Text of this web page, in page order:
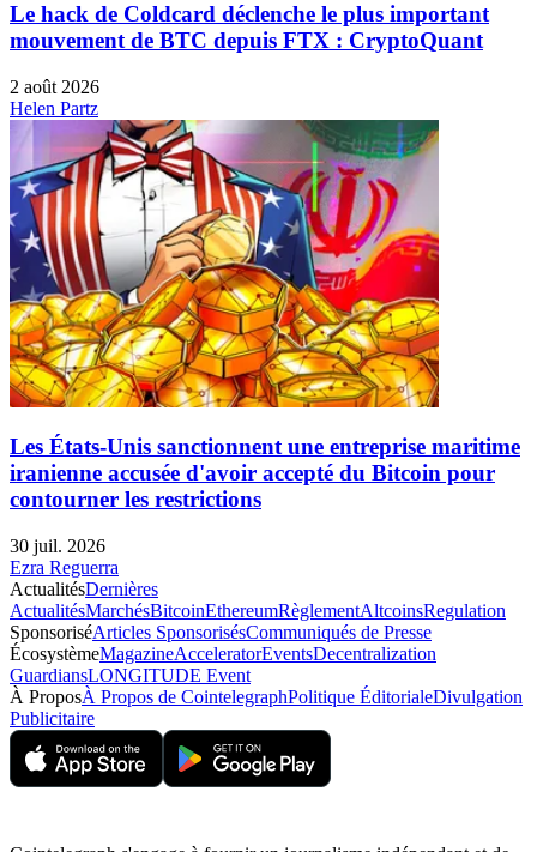
Le hack de Coldcard déclenche le plus important
mouvement de BTC depuis FTX : CryptoQuant
2 août 2026
Helen Partz
Les États-Unis sanctionnent une entreprise maritime
iranienne accusée d'avoir accepté du Bitcoin pour
contourner les restrictions
30 juil. 2026
Ezra Reguerra
ActualitésDernières
ActualitésMarchésBitcoinEthereumRèglementAltcoinsRegulation
SponsoriséArticles SponsorisésCommuniqués de Presse
ÉcosystèmeMagazineAcceleratorEventsDecentralization
GuardiansLONGITUDE Event
À ProposÀ Propos de CointelegraphPolitique ÉditorialeDivulgation
Publicitaire